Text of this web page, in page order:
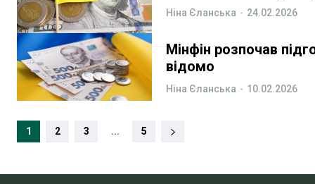
Ніна Єланська - 24.02.2026
Мінфін розпочав
відомо
Ніна Єланська - 10.02.2026
1 2 3 ... 5